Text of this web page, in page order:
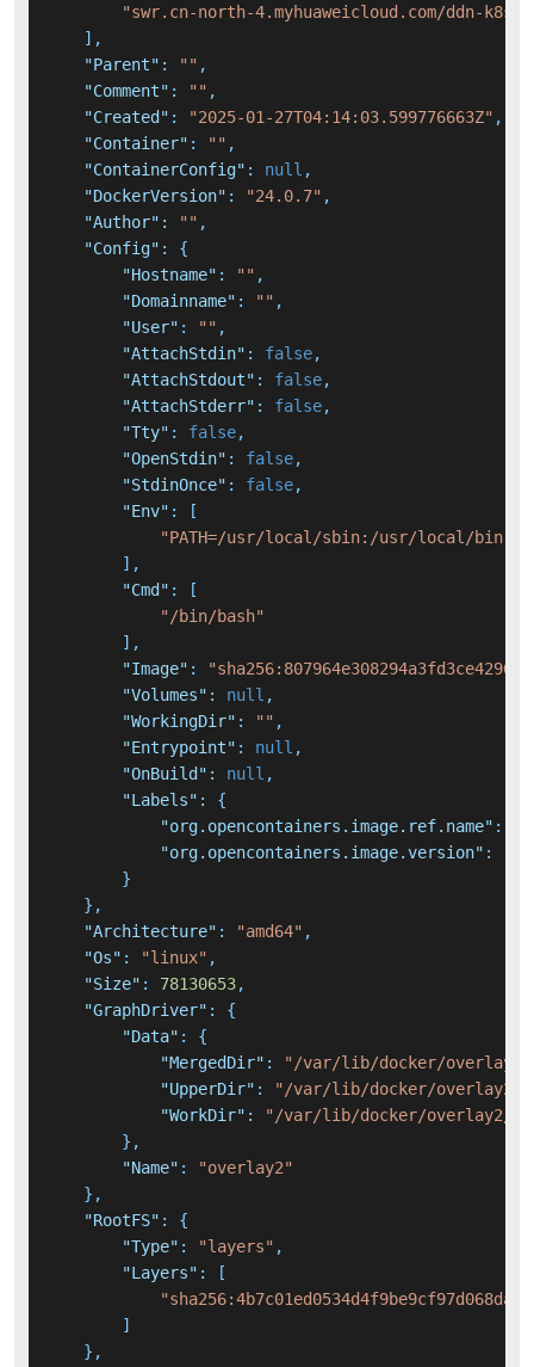
"swr.cn-north-4.myhuaweicloud.com/ddn-k8s/
] ,
"Parent" : "" ,
"Comment" : "" ,
"Created" : "2025-01-27T04:14:03.599776663Z" ,
"Container" : "" ,
"ContainerConfig" : null ,
"DockerVersion" : "24.0.7" ,
"Author" : "" ,
"Config" :
{
"Hostname" : "" ,
"Domainname" : "" ,
"User" : "" ,
"AttachStdin" : false,
"AttachStdout" : false,
"AttachStderr" : false,
"Tty" : false,
"OpenStdin" : false,
"StdinOnce" : false,
"Env" :
[
"PATH=/usr/local/sbin:/usr/local/
] ,
"Cmd" :
[
"/bin/bash"
] ,
"Image" :
"Volumes" : null ,
"WorkingDir" : "" ,
"Entrypoint" : null ,
"OnBuild" : null ,
"Labels" :
{
"org.opencontainers.image.ref.name" :
"org.opencontainers.image.version" :
}
} ,
"Architecture" : "amd64" ,
"Os" : "linux" ,
"Size" : 78130653,
"GraphDriver" :
{
"Data" :
{
"MergedDir" :
"/var/lib/docker/overlay2/
"UpperDir" :
"/var/lib/docker/overlay2/
"WorkDir" :
"/var/lib/docker/overlay2/
} ,
"Name" :
"overlay2"
} ,
"RootFS" :
{
"Type" : "layers" ,
"Layers" :
[
]
} ,